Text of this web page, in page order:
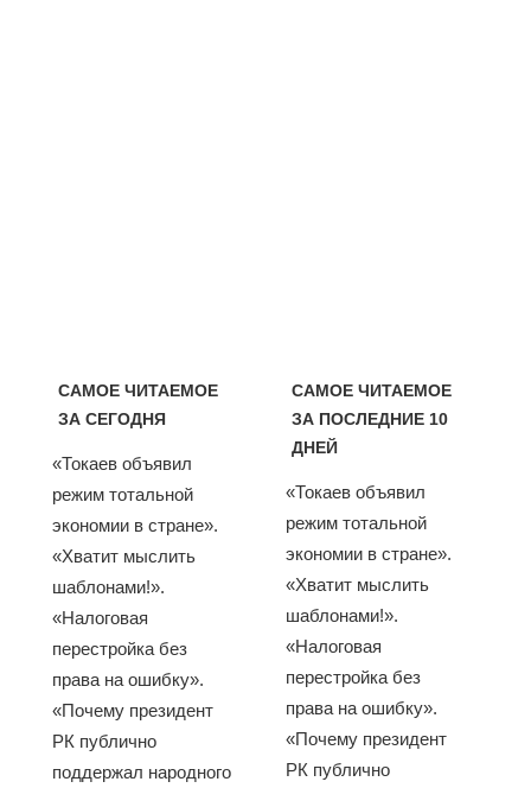
САМОЕ ЧИТАЕМОЕ
ЗА СЕГОДНЯ
«Токаев объявил
режим тотальной
экономии в стране».
«Хватит мыслить
шаблонами!».
«Налоговая
перестройка без
права на ошибку».
«Почему президент
РК публично
поддержал народного
САМОЕ ЧИТАЕМОЕ
ЗА ПОСЛЕДНИЕ 10
ДНЕЙ
«Токаев объявил
режим тотальной
экономии в стране».
«Хватит мыслить
шаблонами!».
«Налоговая
перестройка без
права на ошибку».
«Почему президент
РК публично